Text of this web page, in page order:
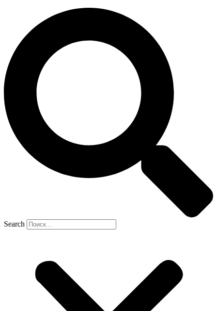
Search